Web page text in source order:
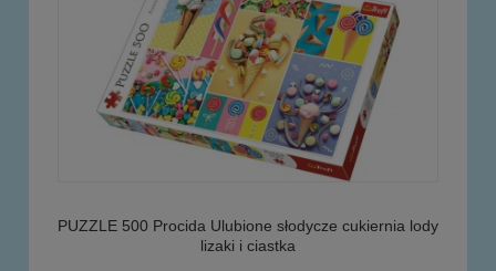
PUZZLE 500 Procida Ulubione słodycze cukiernia lody
lizaki i ciastka